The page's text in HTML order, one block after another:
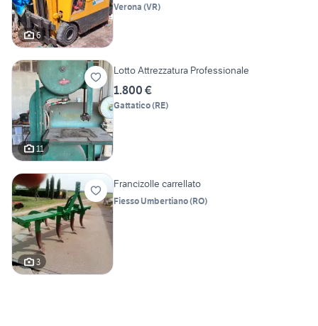
6
Verona (VR)
11
Lotto Attrezzatura Professionale
1.800 €
Gattatico(RE)
3
Francizolle carrellato
Fiesso Umbertiano(RO)